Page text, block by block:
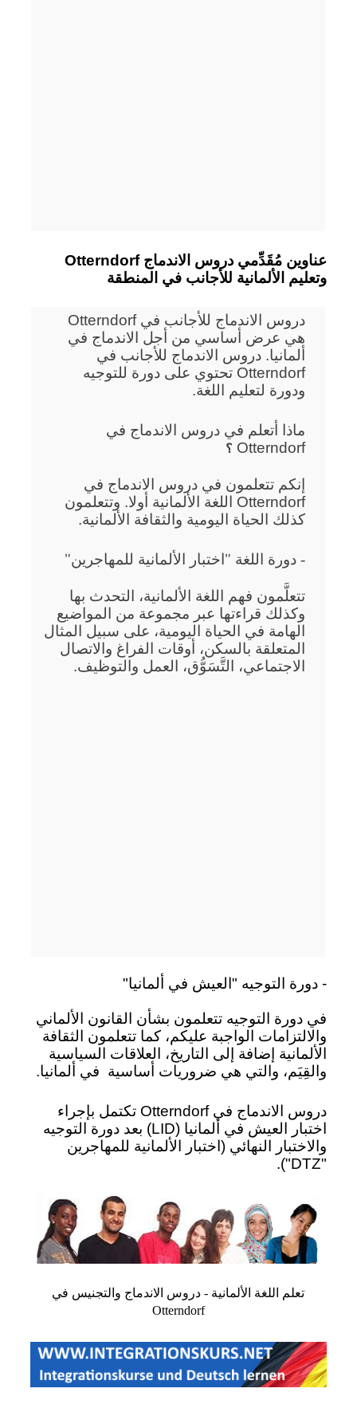
Otterndorf عناوين مُقَدِّمي دروس الاندماج
وتعليم الألمانية للأجانب في المنطقة
دروس الاندماج للأجانب في Otterndorf
هي عرض أساسي من أجل الاندماج في
ألمانيا. دروس الاندماج للأجانب في
Otterndorf تحتوي على دورة للتوجيه
ودورة لتعليم اللغة.
ماذا أتعلم في دروس الاندماج في
Otterndorf ؟
إنكم تتعلمون في دروس الاندماج في
Otterndorf اللغة الألمانية أولا. وتتعلمون
كذلك الحياة اليومية والثقافة الألمانية.
- دورة اللغة "اختبار الألمانية للمهاجرين"
تتعلَّمون فهم اللغة الألمانية، التحدث بها
وكذلك قراءتها عبر مجموعة من المواضيع
الهامة في الحياة اليومية، على سبيل المثال
المتعلقة بالسكن، أوقات الفراغ والاتصال
الاجتماعي، التَّسَوُّق، العمل والتوظيف.
- دورة التوجيه "العيش في ألمانيا"
في دورة التوجيه تتعلمون بشأن القانون الألماني
والالتزامات الواجبة عليكم، كما تتعلمون الثقافة
الألمانية إضافة إلى التاريخ، العلاقات السياسية
والقِيَم، والتي هي ضروريات أساسية في ألمانيا.
دروس الاندماج في Otterndorf تكتمل بإجراء
اختبار العيش في ألمانيا (LID) بعد دورة التوجيه
والاختبار النهائي (اختبار الألمانية للمهاجرين
"DTZ").
تعلم اللغة الألمانية - دروس الاندماج والتجنيس في
Otterndorf